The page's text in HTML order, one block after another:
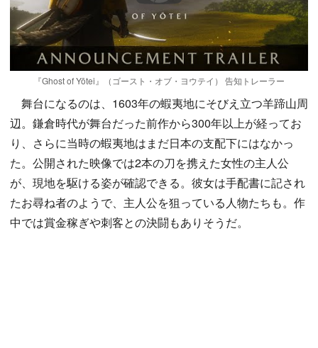
『Ghost of Yōtei』（ゴースト・オブ・ヨウテイ） 告知トレーラー
舞台になるのは、1603年の蝦夷地にそびえ立つ羊蹄山周
辺。鎌倉時代が舞台だった前作から300年以上が経ってお
り、さらに当時の蝦夷地はまだ日本の支配下にはなかっ
た。公開された映像では2本の刀を携えた女性の主人公
が、現地を駆ける姿が確認できる。彼女は手配書に記され
たお尋ね者のようで、主人公を狙っている人物たちも。作
中では賞金稼ぎや刺客との決闘もありそうだ。